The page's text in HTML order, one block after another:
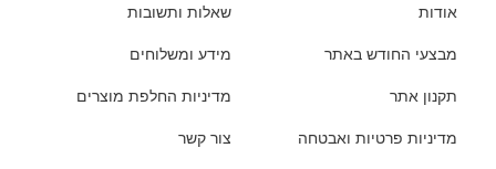
אודות
מבצעי החודש באתר
תקנון אתר
מדיניות פרטיות ואבטחה
שאלות ותשובות
מידע ומשלוחים
מדיניות החלפת מוצרים
צור קשר